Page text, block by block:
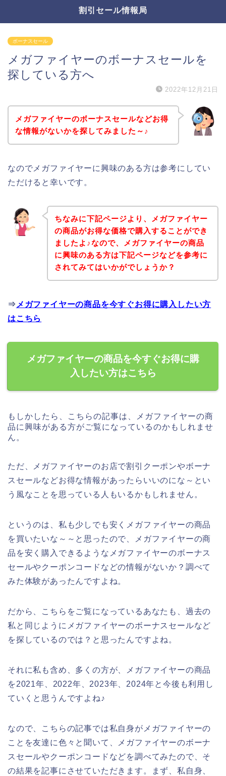
割引セール情報局
ボーナスセール
メガファイヤーのボーナスセールを
探している方へ
2022年12月21日
メガファイヤーのボーナスセールなどお得
な情報がないかを探してみました～♪
なのでメガファイヤーに興味のある方は参考にしてい
ただけると幸いです。
ちなみに下記ページより、メガファイヤー
の商品がお得な価格で購入することができ
ましたよ♪なので、メガファイヤーの商品
に興味のある方は下記ページなどを参考に
されてみてはいかがでしょうか？
⇒ メガファイヤーの商品を今すぐお得に購入したい方
はこちら
メガファイヤーの商品を今すぐお得に購
入したい方はこちら
もしかしたら、こちらの記事は、メガファイヤーの商
品に興味がある方がご覧になっているのかもしれませ
ん。
ただ、メガファイヤーのお店で割引クーポンやボーナ
スセールなどお得な情報があったらいいのにな～とい
う風なことを思っている人もいるかもしれません。
というのは、私も少しでも安くメガファイヤーの商品
を買いたいな～～と思ったので、メガファイヤーの商
品を安く購入できるようなメガファイヤーのボーナス
セールやクーポンコードなどの情報がないか？調べて
みた体験があったんですよね。
だから、こちらをご覧になっているあなたも、過去の
私と同じようにメガファイヤーのボーナスセールなど
を探しているのでは？と思ったんですよね。
それに私も含め、多くの方が、メガファイヤーの商品
を2021年、2022年、2023年、2024年と今後も利用し
ていくと思うんですよね♪
なので、こちらの記事では私自身がメガファイヤーの
ことを友達に色々と聞いて、メガファイヤーのボーナ
スセールやクーポンコードなどを調べてみたので、そ
の結果を記事にさせていただきます。まず、私自身、